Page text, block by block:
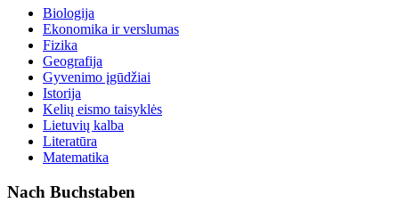
Biologija
Ekonomika ir verslumas
Fizika
Geografija
Gyvenimo įgūdžiai
Istorija
Kelių eismo taisyklės
Lietuvių kalba
Literatūra
Matematika
Nach Buchstaben